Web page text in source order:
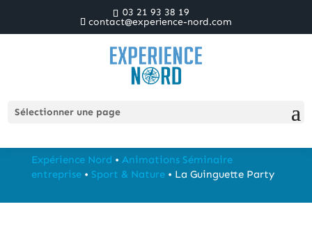
03 21 93 38 19
contact@experience-nord.com
Sélectionner une page
La Guinguette Party
Expérience Nord • Animations Séminaire
entreprise• Sport & Nature• La Guinguette Party